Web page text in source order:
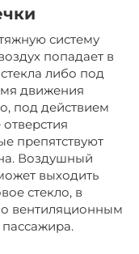
систему
попадает в
либо под
движения
под действием
препятствуют
Воздушный
выходить
стекло, в
вентиляционным